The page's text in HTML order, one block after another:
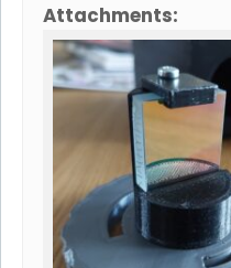
Attachments: